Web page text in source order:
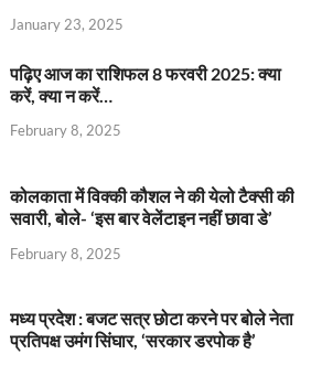
January 23, 2025
पढ़िए आज का राशिफल 8 फरवरी 2025: क्या
करें, क्या न करें…
February 8, 2025
कोलकाता में विक्की कौशल ने की येलो टैक्सी की
सवारी, बोले- ‘इस बार वेलेंटाइन नहीं छावा डे’
February 8, 2025
मध्य प्रदेश : बजट सत्र छोटा करने पर बोले नेता
प्रतिपक्ष उमंग सिंघार, ‘सरकार डरपोक है’